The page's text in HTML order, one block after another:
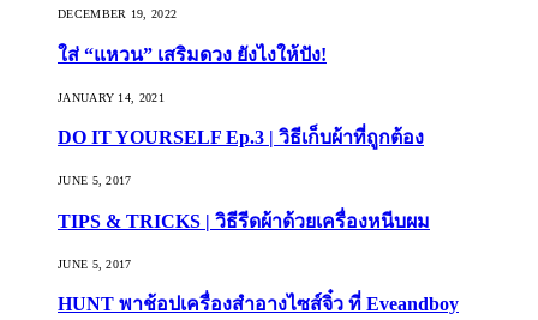
DECEMBER 19, 2022
ใส่ “แหวน” เสริมดวง ยังไงให้ปัง!
JANUARY 14, 2021
DO IT YOURSELF Ep.3 | วิธีเก็บผ้าที่ถูกต้อง
JUNE 5, 2017
TIPS & TRICKS | วิธีรีดผ้าด้วยเครื่องหนีบผม
JUNE 5, 2017
HUNT พาช้อปเครื่องสำอางไซส์จิ๋ว ที่ Eveandboy